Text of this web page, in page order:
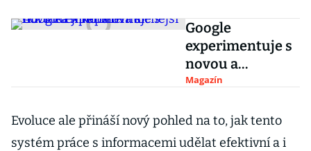
Google
experimentuje s
novou a
mnohem
Říká ji kapslová
síť
Magazín
Evoluce ale přináší nový pohled na to, jak tento
systém práce s informacemi udělat efektivní a i